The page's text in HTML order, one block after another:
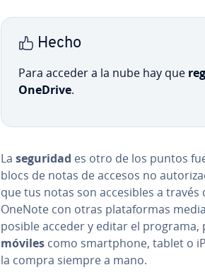
Hecho
Para acceder a la nube hay que
OneDrive.
La seguridad es otro de los puntos
blocs de notas de accesos no
que tus notas son ac­ce­si­bles a
OneNote con otras pla­ta­fo­r­mas
posible acceder y editar el
móviles como sma­r­t­pho­ne, tablet o
la compra siempre a mano.